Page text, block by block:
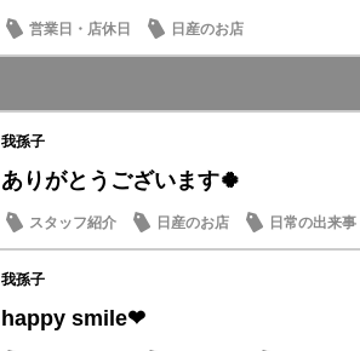
営業日・店休日 日産のお店
我孫子
ありがとうございます🍀
スタッフ紹介 日産のお店 日常の出来事
我孫子
happy smile❤